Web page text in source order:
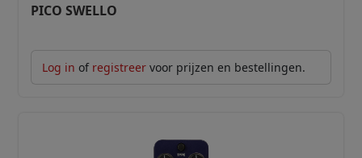
PICO SWELLO
Log in of registreervoor prijzen en bestellingen.